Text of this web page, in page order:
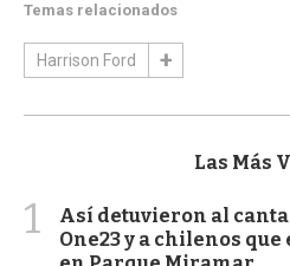
Temas relacionados
Harrison Ford
Las Más
1
Así detuvieron al
One23 y a chilenos